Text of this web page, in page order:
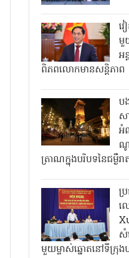
វ
មួ
អ
ពិភពលោកមានសន្តិភាព
ប
ស
អំ
ណូ
ត្រាណក្នុងបរិបទនៃជម្ងឺរ
ប្
ល
សំ
មួយម្ចាស់ឆ្នោតនៅទីក្រុ